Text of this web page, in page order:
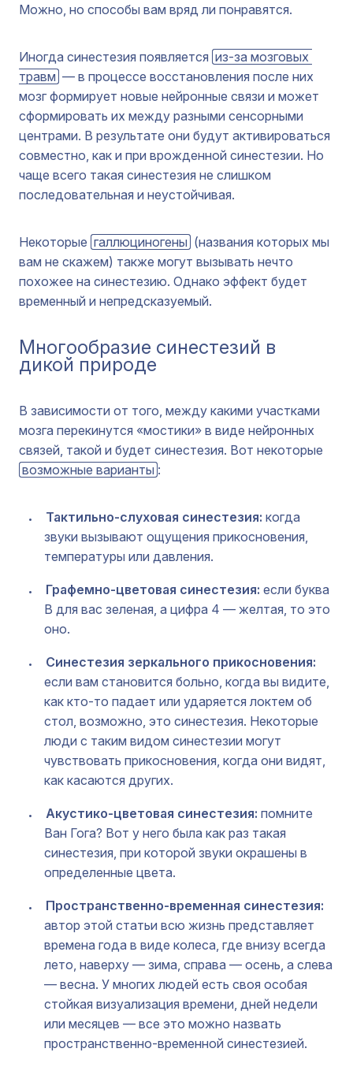
Можно, но способы вам вряд ли понравятся.
Иногда синестезия появляется из-за мозговых
травм — в процессе восстановления после них
мозг формирует новые нейронные связи и может
сформировать их между разными сенсорными
центрами. В результате они будут активироваться
совместно, как и при врожденной синестезии. Но
чаще всего такая синестезия не слишком
последовательная и неустойчивая.
Некоторые галлюциногены (названия которых мы
вам не скажем) также могут вызывать нечто
похожее на синестезию. Однако эффект будет
временный и непредсказуемый.
Многообразие синестезий в
дикой природе
В зависимости от того, между какими участками
мозга перекинутся «мостики» в виде нейронных
связей, такой и будет синестезия. Вот некоторые
возможные варианты :
Тактильно-слуховая синестезия: когда
звуки вызывают ощущения прикосновения,
температуры или давления.
Графемно-цветовая синестезия: если буква
В для вас зеленая, а цифра 4 — желтая, то это
оно.
Синестезия зеркального прикосновения:
если вам становится больно, когда вы видите,
как кто-то падает или ударяется локтем об
стол, возможно, это синестезия. Некоторые
люди с таким видом синестезии могут
чувствовать прикосновения, когда они видят,
как касаются других.
Акустико-цветовая синестезия: помните
Ван Гога? Вот у него была как раз такая
синестезия, при которой звуки окрашены в
определенные цвета.
Пространственно-временная синестезия:
автор этой статьи всю жизнь представляет
времена года в виде колеса, где внизу всегда
лето, наверху — зима, справа — осень, а слева
— весна. У многих людей есть своя особая
стойкая визуализация времени, дней недели
или месяцев — все это можно назвать
пространственно-временной синестезией.